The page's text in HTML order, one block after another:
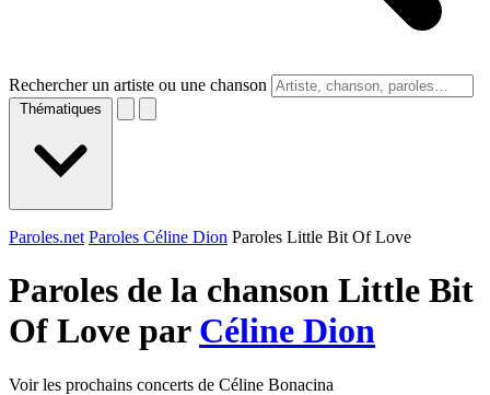
Rechercher un artiste ou une chanson
Thématiques
Paroles.net Paroles Céline Dion Paroles Little Bit Of Love
Paroles de la chanson Little Bit
Of Love par Céline Dion
Voir les prochains concerts de Céline Bonacina